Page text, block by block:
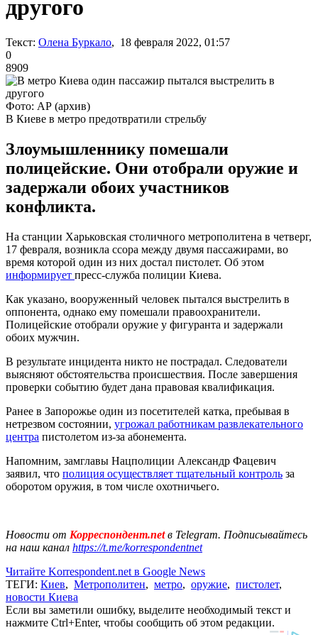
другого
Текст: Олена Буркало, 18 февраля 2022, 01:57
0
8909
Фото: АР (архив)
В Киеве в метро предотвратили стрельбу
Злоумышленнику помешали
полицейские. Они отобрали оружие и
задержали обоих участников
конфликта.
На станции Харьковская столичного метрополитена в четверг,
17 февраля, возникла ссора между двумя пассажирами, во
время которой один из них достал пистолет. Об этом
информирует пресс-служба полиции Киева.
Как указано, вооруженный человек пытался выстрелить в
оппонента, однако ему помешали правоохранители.
Полицейские отобрали оружие у фигуранта и задержали
обоих мужчин.
В результате инцидента никто не пострадал. Следователи
выясняют обстоятельства происшествия. После завершения
проверки событию будет дана правовая квалификация.
Ранее в Запорожье один из посетителей катка, пребывая в
нетрезвом состоянии, угрожал работникам развлекательного
центра пистолетом из-за абонемента.
Напомним, замглавы Нацполиции Александр Фацевич
заявил, что полиция осуществляет тщательный контроль за
оборотом оружия, в том числе охотничьего.
Новости от Корреспондент.netв Telegram. Подписывайтесь
на наш канал https://t.me/korrespondentnet
Читайте Korrespondent.net в Google News
ТЕГИ: Киев, Метрополитен, метро, оружие, пистолет,
новости Киева
Если вы заметили ошибку, выделите необходимый текст и
нажмите Ctrl+Enter, чтобы сообщить об этом редакции.